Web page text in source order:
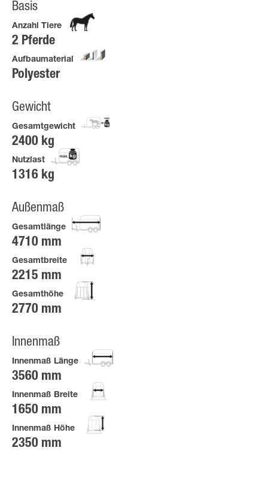
Basis
Anzahl Tiere
2 Pferde
Aufbaumaterial
Polyester
Gewicht
Gesamtgewicht
2400 kg
Nutzlast
1316 kg
Außenmaß
Gesamtlänge
4710 mm
Gesamtbreite
2215 mm
Gesamthöhe
2770 mm
Innenmaß
Innenmaß Länge
3560 mm
Innenmaß Breite
1650 mm
Innenmaß Höhe
2350 mm